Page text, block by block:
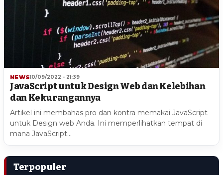
NEWS10/09/2022 - 21:39
JavaScript untuk Design Web dan Kelebihan
dan Kekurangannya
Artikel ini membahas pro dan kontra memakai JavaScript
untuk Design web Anda. Ini memperlihatkan tempat di
mana JavaScript…
Terpopuler